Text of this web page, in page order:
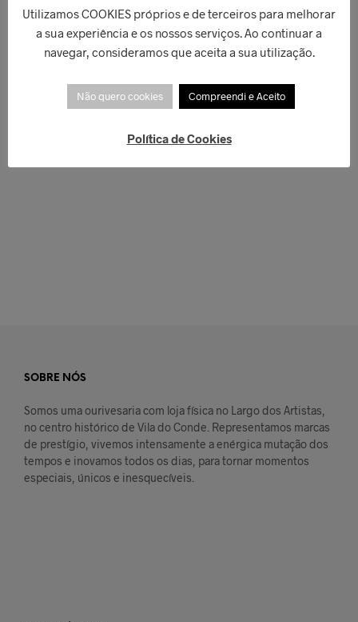
SOBRE NÓS
Somos uma ourivesaria com loja física no Largo dos Artistas,
no centro histórico de Vila do Conde. Representamos marcas
de prestígio, vivemos intensamente a enérgica mutação dos
tempos e inovamos todos os dias, para tornar momentos
especiais, únicos e inesquecíveis.
Utilizamos COOKIES próprios e de terceiros para melhorar
a sua experiência e os nossos serviços. Ao continuar a
navegar, consideramos que aceita a sua utilização.
Não quero cookies Compreendi e Aceito
Política de Cookies